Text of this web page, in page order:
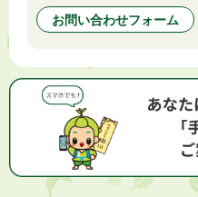
お問い合わせフォーム